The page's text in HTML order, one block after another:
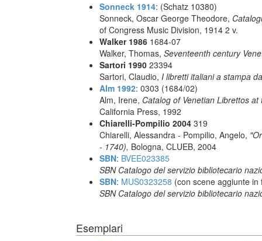
Sonneck 1914: (Schatz 10380)
Sonneck, Oscar George Theodore,
of Congress Music Division, 1914 2 v.
Walker 1986 1684-07
Walker, Thomas, Seventeenth century
Sartori 1990 23394
Sartori, Claudio, I libretti italiani a stampa
Alm 1992: 0303 (1684/02)
Alm, Irene, Catalog of Venetian Librettos
California Press, 1992
Chiarelli-Pompilio 2004 319
Chiarelli, Alessandra - Pompilio, Angelo,
- 1740), Bologna, CLUEB, 2004
SBN: BVEE023385
SBN Catalogo del servizio bibliotecario
SBN: MUS0323258 (con scene aggiunte in
SBN Catalogo del servizio bibliotecario
Esemplari